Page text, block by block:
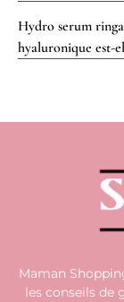
Hydro serum
hyaluronique est-
Maman
les conseils de